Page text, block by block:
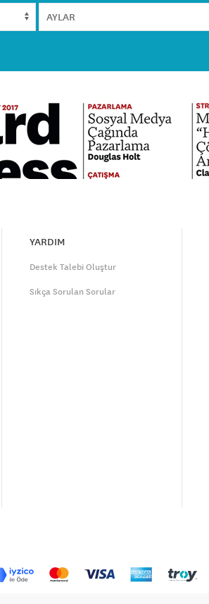
YARDIM
Destek Talebi Oluştur
Sıkça Sorulan Sorular